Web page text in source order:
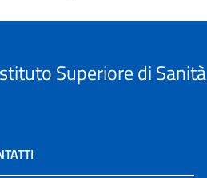
Superiore di Sanità